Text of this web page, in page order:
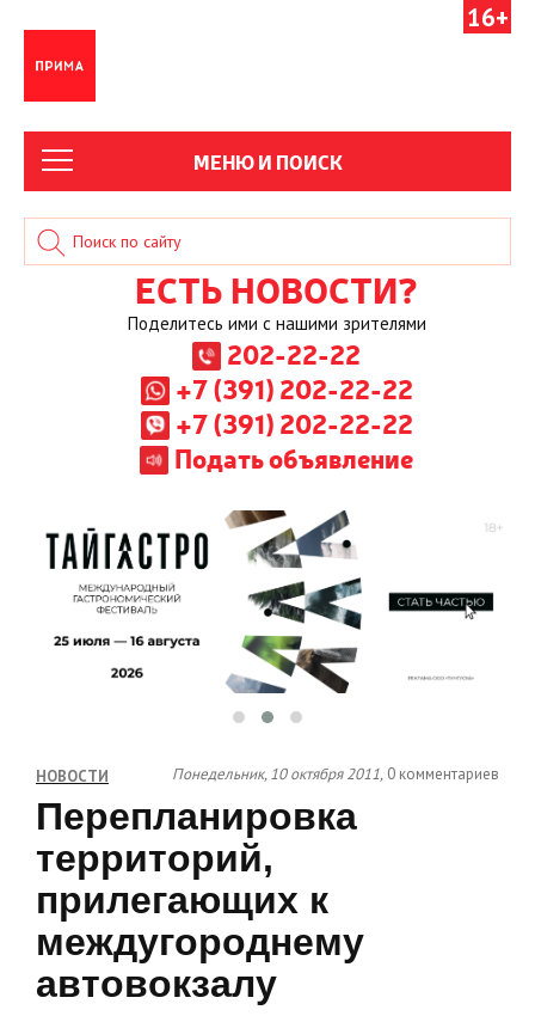
16+
МЕНЮ И ПОИСК
ЕСТЬ НОВОСТИ?
Поделитесь ими с нашими зрителями
202-22-22
+7 (391) 202-22-22
+7 (391) 202-22-22
Подать объявление
НОВОСТИ Понедельник, 10 октября 2011, 0 комментариев
Перепланировка
территорий,
прилегающих к
междугороднему
автовокзалу